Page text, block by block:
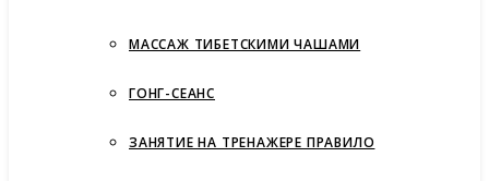
МАССАЖ ТИБЕТСКИМИ ЧАШАМИ
ГОНГ-СЕАНС
ЗАНЯТИЕ НА ТРЕНАЖЕРЕ ПРАВИЛО